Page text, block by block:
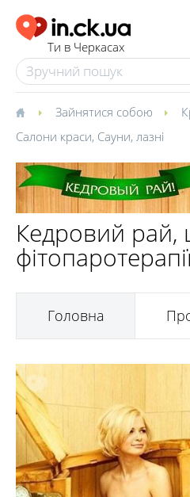
Ти в Черкасах
Зайнятися собою
Салони краси, Сауни, лазні
Кедровий рай,
Головна